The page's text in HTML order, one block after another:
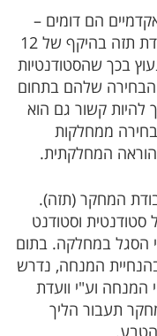
הם דומים –
בין 24-27 נק"ז בקורסים, וכתיבת עבודת תזה בהיקף של 12
בכך שהסטודנטיות
הבחירה שלהם בתחום
להיות קשור גם הוא
ממחלקות
המחלקתית.
המחקר (תזה).
וסטודנט
הסגל במחלקה. בתום
המנחה, נדרש
וע"י וועדת
תעבור הליך